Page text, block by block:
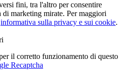
fini, tra l'altro per consentire
marketing mirate. Per maggiori
informativa sulla privacy e sui cookie.
il corretto funzionamento di questo
Recaptcha